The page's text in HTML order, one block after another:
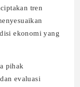
tren
ekonomi yang
pihak
evaluasi